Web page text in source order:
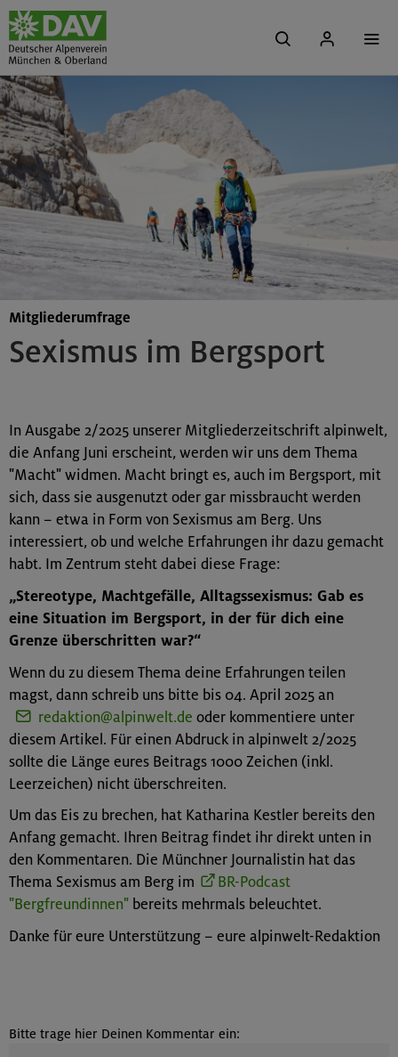
Sexismus im Bergsport
Mitgliederumfrage
In Ausgabe 2/2025 unserer Mitgliederzeitschrift alpinwelt,
die Anfang Juni erscheint, werden wir uns dem Thema
"Macht" widmen. Macht bringt es, auch im Bergsport, mit
sich, dass sie ausgenutzt oder gar missbraucht werden
kann – etwa in Form von Sexismus am Berg. Uns
interessiert, ob und welche Erfahrungen ihr dazu gemacht
habt. Im Zentrum steht dabei diese Frage:
„Stereotype, Machtgefälle, Alltagssexismus: Gab es
eine Situation im Bergsport, in der für dich eine
Grenze überschritten war?“
Wenn du zu diesem Thema deine Erfahrungen teilen
magst, dann schreib uns bitte bis 04. April 2025 an
redaktion@alpinwelt.de oder kommentiere unter
diesem Artikel. Für einen Abdruck in alpinwelt 2/2025
sollte die Länge eures Beitrags 1000 Zeichen (inkl.
Leerzeichen) nicht überschreiten.
Um das Eis zu brechen, hat Katharina Kestler bereits den
Anfang gemacht. Ihren Beitrag findet ihr direkt unten in
den Kommentaren. Die Münchner Journalistin hat das
Thema Sexismus am Berg im
BR-Podcast
"Bergfreundinnen" bereits mehrmals beleuchtet.
Danke für eure Unterstützung – eure alpinwelt-Redaktion
Bitte trage hier Deinen Kommentar ein: